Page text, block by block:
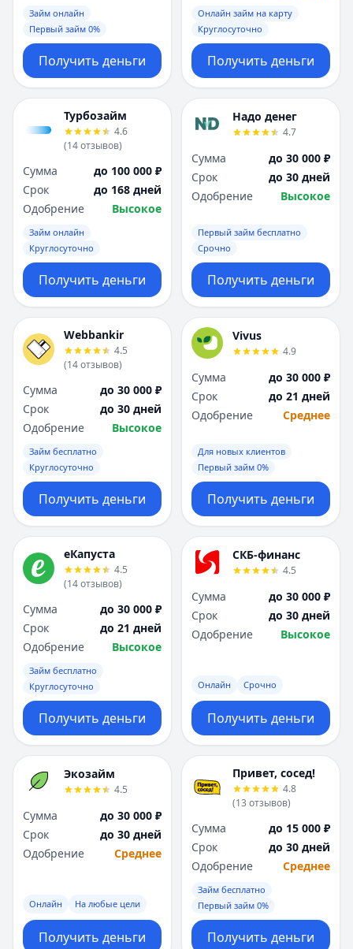
Займ онлайн
Первый займ 0%
Получить деньги
Онлайн займ на карту
Круглосуточно
Получить деньги
Турбозайм
4.6
(14отзывов)
Сумма
до 100 000 ₽
Срок
до 168 дней
Одобрение
Высокое
Займ онлайн
Круглосуточно
Получить деньги
Надо денег
4.7
Сумма
до 30 000 ₽
Срок
до 30 дней
Одобрение
Высокое
Первый займ бесплатно
Срочно
Получить деньги
Webbankir
4.5
(14отзывов)
Сумма
до 30 000 ₽
Срок
до 30 дней
Одобрение
Высокое
Займ бесплатно
Круглосуточно
Получить деньги
Vivus
4.9
Сумма
до 30 000 ₽
Срок
до 21 дней
Одобрение
Среднее
Для новых клиентов
Первый займ 0%
Получить деньги
еКапуста
4.5
(14отзывов)
Сумма
до 30 000 ₽
Срок
до 21 дней
Одобрение
Высокое
Займ бесплатно
Круглосуточно
Получить деньги
СКБ-финанс
4.5
Сумма
до 30 000 ₽
Срок
до 30 дней
Одобрение
Высокое
Онлайн Срочно
Получить деньги
Экозайм
4.5
Сумма
до 30 000 ₽
Срок
до 30 дней
Одобрение
Среднее
Онлайн На любые цели
Получить деньги
Привет, сосед!
4.8
(13 отзывов)
Сумма
до 15 000 ₽
Срок
до 30 дней
Одобрение
Среднее
Займ бесплатно
Первый займ 0%
Получить деньги